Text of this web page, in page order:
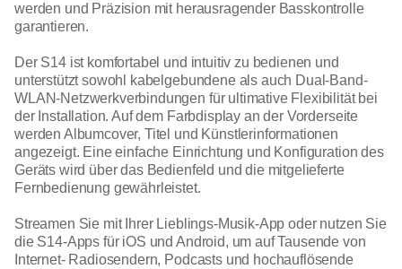
werden und Präzision mit herausragender Basskontrolle
garantieren.
Der S14 ist komfortabel und intuitiv zu bedienen und
unterstützt sowohl kabelgebundene als auch Dual-Band-
WLAN-Netzwerkverbindungen für ultimative Flexibilität bei
der Installation. Auf dem Farbdisplay an der Vorderseite
werden Albumcover, Titel und Künstlerinformationen
angezeigt. Eine einfache Einrichtung und Konfiguration des
Geräts wird über das Bedienfeld und die mitgelieferte
Fernbedienung gewährleistet.
Streamen Sie mit Ihrer Lieblings-Musik-App oder nutzen Sie
die S14-Apps für iOS und Android, um auf Tausende von
Internet- Radiosendern, Podcasts und hochauflösende